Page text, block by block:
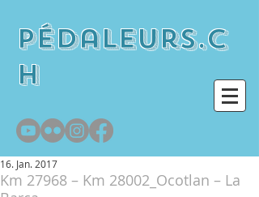
pédaleurs.c
h
Km 27968 – Km 28002_Ocotlan – La
16. Jan. 2017